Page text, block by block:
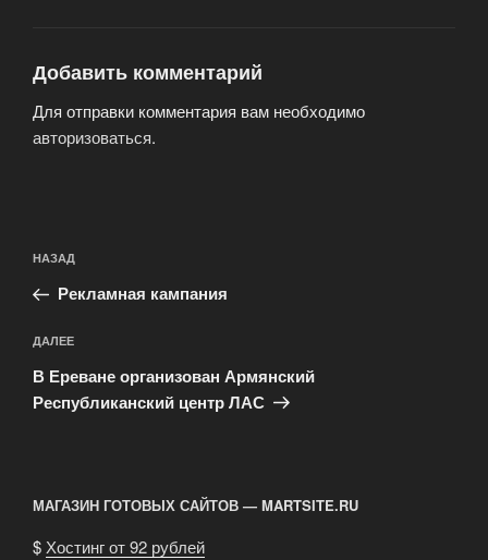
Добавить комментарий
Для отправки комментария вам необходимо
авторизоваться.
по
записям
Предыдущая
запись:
НАЗАД
Рекламная кампания
Следующая
запись
ДАЛЕЕ
В Ереване организован Армянский
Республиканский центр ЛАС
МАГАЗИН ГОТОВЫХ САЙТОВ — MARTSITE.RU
$Хостинг от 92 рублей